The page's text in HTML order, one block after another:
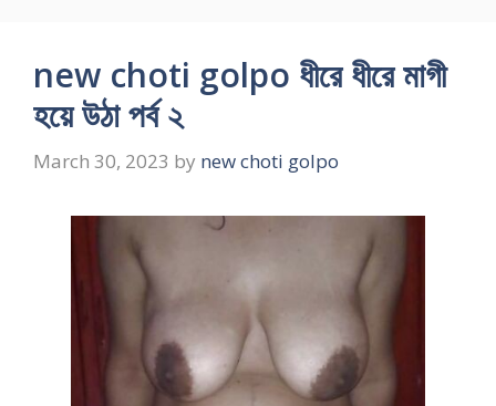
new choti golpo ধীরে ধীরে মাগী
হয়ে উঠা পর্ব ২
March 30, 2023 by new choti golpo